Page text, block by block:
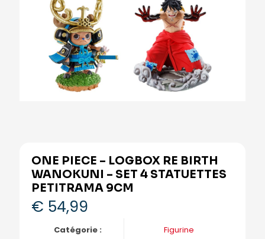
ONE PIECE – LOGBOX RE BIRTH
WANOKUNI – SET 4 STATUETTES
PETITRAMA 9CM
€ 54,99
Catégorie : Figurine